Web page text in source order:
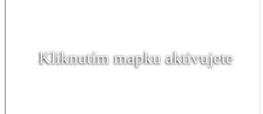
Kliknutím mapku aktivujete